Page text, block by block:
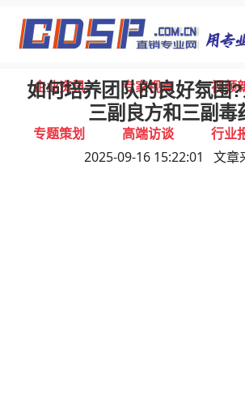
首页 独家报道 行业动态
企业资讯 专家视点 视频
专题策划 高端访谈 行业
如何培养团队的良好氛围
三副良方和三副毒
2025-09-16 15:22:01 文章